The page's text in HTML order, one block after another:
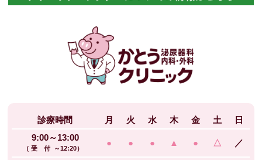
診療時間 月 火 水 木 金 土
日
9:00～13:00
（ 受 付 ～12:20）
● ● ● ▲ ● △ ／